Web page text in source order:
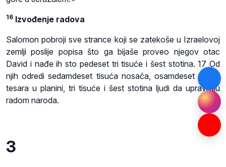
16 Izvođenje radova
Salomon pobroji sve strance koji se zatekoše u Izraelovoj
zemlji poslije popisa što ga bijaše proveo njegov otac
David i nađe ih sto pedeset tri tisuće i šest stotina. 17 Od
njih odredi sedamdeset tisuća nosača, osamdeset tisuća
tesara u planini, tri tisuće i šest stotina ljudi da upravljaju
radom naroda.
3